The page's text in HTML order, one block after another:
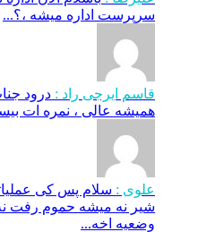
سرپرست اداره میشه ،؟...
قاسم ایرجی راد : درود
همیشه عالی ، نمره ات
علوی : سلام پس کی
شیر نه میشه حموم رفت
وضعیه اخه...